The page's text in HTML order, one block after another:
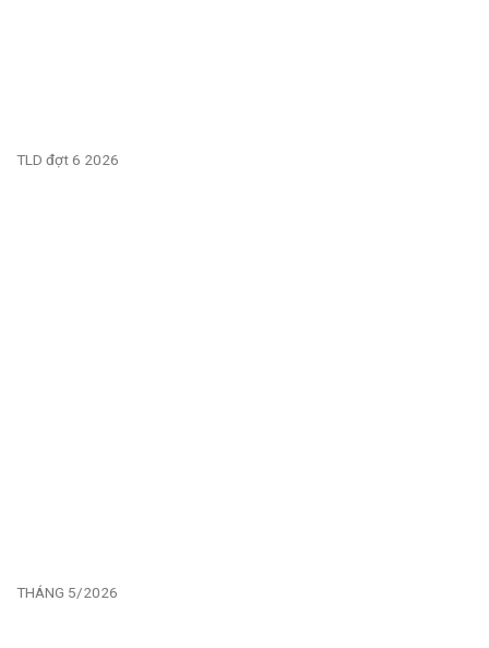
TLD đợt 6 2026
THÁNG 5/2026